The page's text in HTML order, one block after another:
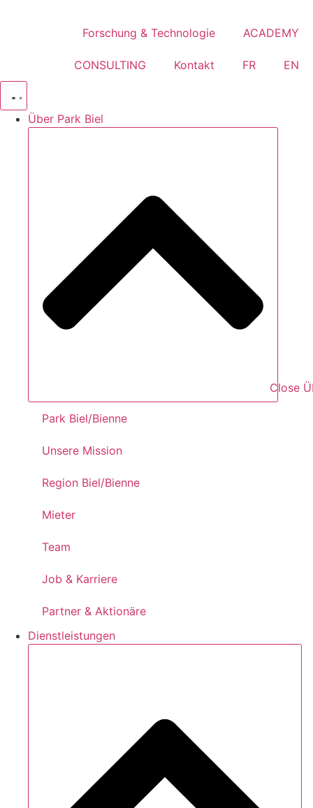
Forschung & Technologie ACADEMY
CONSULTING Kontakt FR EN
Über Park Biel
Close
Park Biel/Bienne
Unsere Mission
Region Biel/Bienne
Mieter
Team
Job & Karriere
Partner & Aktionäre
Dienstleistungen